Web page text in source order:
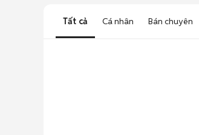
Tất cả Cá nhân Bán chuyên